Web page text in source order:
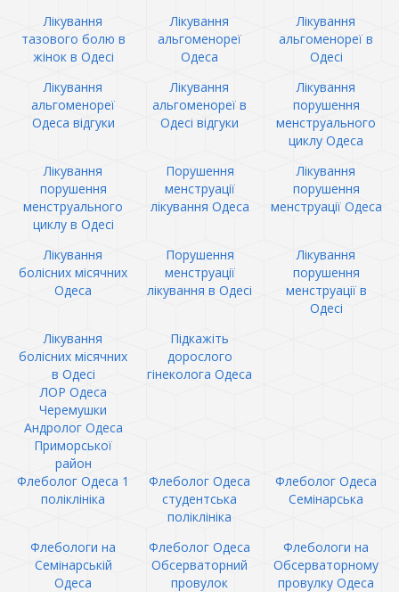
Лікування
тазового болю в
жінок в Одесі
Лікування
альгоменореї
Одеса
Лікування
альгоменореї в
Одесі
Лікування
альгоменореї
Одеса відгуки
Лікування
альгоменореї в
Одесі відгуки
Лікування
порушення
менструального
циклу Одеса
Лікування
порушення
менструального
циклу в Одесі
Порушення
менструації
лікування Одеса
Лікування
порушення
менструації Одеса
Лікування
болісних місячних
Одеса
Порушення
менструації
лікування в Одесі
Лікування
порушення
менструації в
Одесі
Лікування
болісних місячних
в Одесі
Підкажіть
дорослого
гінеколога Одеса
ЛОР Одеса
Черемушки
Андролог Одеса
Приморської
район
Флеболог Одеса 1
поліклініка
Флеболог Одеса
студентська
поліклініка
Флеболог Одеса
Семінарська
Флебологи на
Семінарській
Одеса
Флеболог Одеса
Обсерваторний
провулок
Флебологи на
Обсерваторному
провулку Одеса